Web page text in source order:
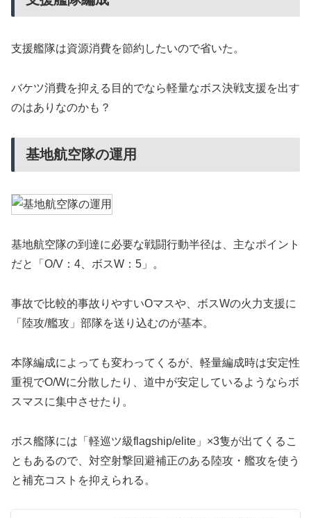
支援艦隊は資源消費を節約したいので省いた。
バケツ消費を抑える目的でなら軽量なボス決戦支援を出す
のはありなのかも？
基地航空隊の運用
基地航空隊の到達に必要な戦闘行動半径は、主なポイント
だと「O/V：4、ボスW：5」。
事故で比較的事故りやすいOマスや、ボスWの火力支援に
「陸攻/艦攻」部隊を送り込むのが基本。
本隊編成によっても変わってくるが、軽量編成時は安定性
重視でO/Wに分散したり、道中が安定しているようならボ
スマスに集中させたり。
ボス艦隊には「軽巡ツ級flagship/elite」×3隻が出てくるこ
ともあるので、対空射撃回避補正のある陸攻・艦攻を使う
と補充コストを抑えられる。